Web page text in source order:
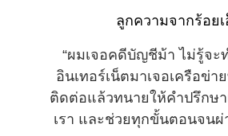
ลูกความจากร้อย
“ผมเจอคดีบัญชีม้า ไม่รู้จะ
อินเทอร์เน็ตมาเจอเครือข่า
ติดต่อแล้วทนายให้คำปรึกษ
เรา และช่วยทุกขั้นตอนจนผ่